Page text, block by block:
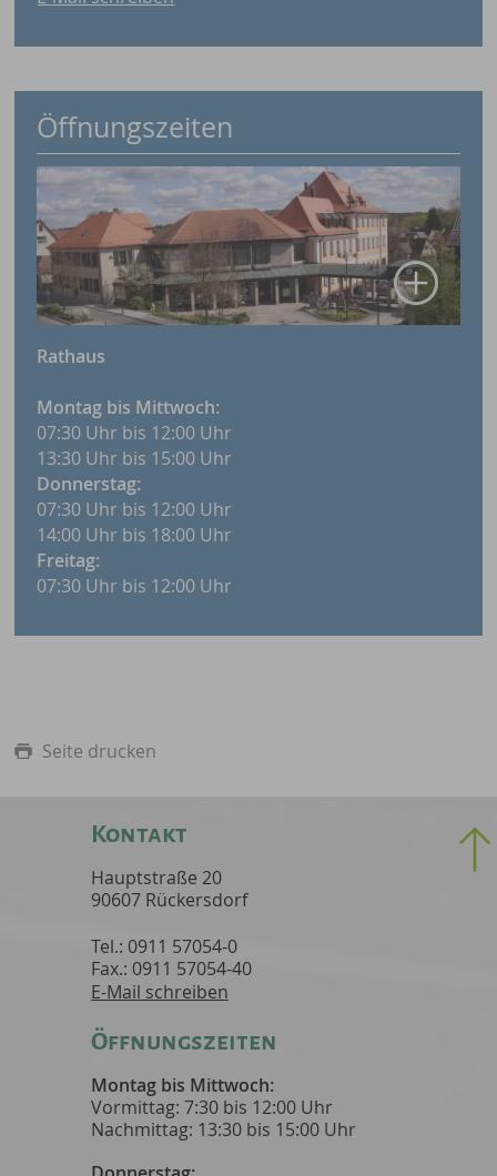
Öffnungszeiten
Rathaus
Montag bis Mittwoch:
07:30 Uhr bis 12:00 Uhr
13:30 Uhr bis 15:00 Uhr
Donnerstag:
07:30 Uhr bis 12:00 Uhr
14:00 Uhr bis 18:00 Uhr
Freitag:
07:30 Uhr bis 12:00 Uhr
Seite drucken
Kontakt
Hauptstraße 20
90607 Rückersdorf
Tel.: 0911 57054-0
Fax.: 0911 57054-40
E-Mail schreiben
Öffnungszeiten
Montag bis Mittwoch:
Vormittag: 7:30 bis 12:00 Uhr
Nachmittag: 13:30 bis 15:00 Uhr